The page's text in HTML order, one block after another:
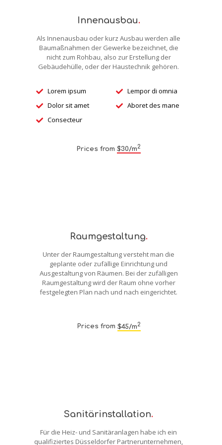
Innenausbau.
Als Innenausbau oder kurz Ausbau werden alle
Baumaßnahmen der Gewerke bezeichnet, die
nicht zum Rohbau, also zur Erstellung der
Gebäudehülle, oder der Haustechnik gehören.
Lorem ipsum
Dolor sit amet
Consecteur
Lempor di omnia
Aboret des mane
Prices from $30/m2
Raumgestaltung.
Unter der Raumgestaltung versteht man die
geplante oder zufällige Einrichtung und
Ausgestaltung von Räumen. Bei der zufälligen
Raumgestaltung wird der Raum ohne vorher
festgelegten Plan nach und nach eingerichtet.
Prices from $45/m2
Sanitärinstallation.
Für die Heiz- und Sanitäranlagen habe ich ein
qualifiziertes Düsseldorfer Partnerunternehmen,